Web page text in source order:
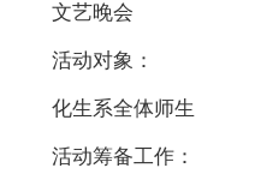
文艺晚会
活动对象：
化生系全体师生
活动筹备工作：